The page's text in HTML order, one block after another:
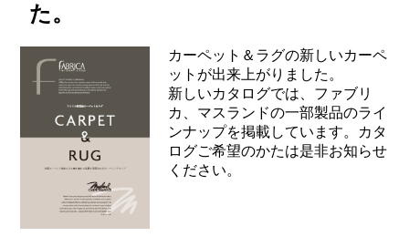
た。
カーペット＆ラグの新しいカーペ
ットが出来上がりました。
新しいカタログでは、ファブリ
カ、マスランドの一部製品のライ
ンナップを掲載しています。カタ
ログご希望のかたは是非お知らせ
ください。